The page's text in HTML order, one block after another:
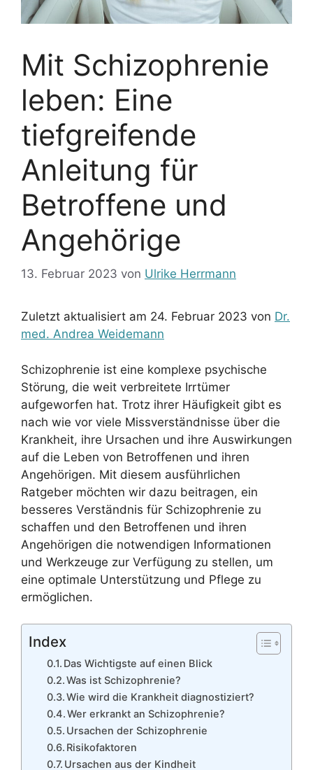
Mit Schizophrenie
leben: Eine
tiefgreifende
Anleitung für
Betroffene und
Angehörige
13. Februar 2023 von Ulrike Herrmann
Zuletzt aktualisiert am 24. Februar 2023 von Dr.
med. Andrea Weidemann
Schizophrenie ist eine komplexe psychische
Störung, die weit verbreitete Irrtümer
aufgeworfen hat. Trotz ihrer Häufigkeit gibt es
nach wie vor viele Missverständnisse über die
Krankheit, ihre Ursachen und ihre Auswirkungen
auf die Leben von Betroffenen und ihren
Angehörigen. Mit diesem ausführlichen
Ratgeber möchten wir dazu beitragen, ein
besseres Verständnis für Schizophrenie zu
schaffen und den Betroffenen und ihren
Angehörigen die notwendigen Informationen
und Werkzeuge zur Verfügung zu stellen, um
eine optimale Unterstützung und Pflege zu
ermöglichen.
Index
Das Wichtigste auf einen Blick
Was ist Schizophrenie?
Wie wird die Krankheit diagnostiziert?
Wer erkrankt an Schizophrenie?
Ursachen der Schizophrenie
Risikofaktoren
Ursachen aus der Kindheit